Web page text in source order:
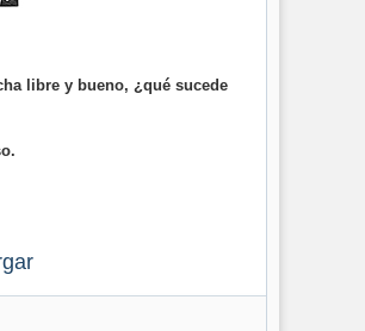
libre y bueno, ¿qué sucede